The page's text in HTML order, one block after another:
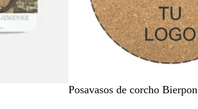
M
Posavasos de corcho Bierpon